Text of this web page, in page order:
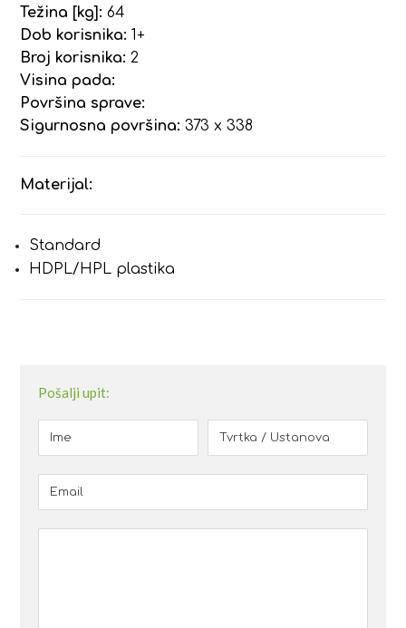
Težina [kg]: 64
Dob korisnika: 1+
Broj korisnika: 2
Visina pada:
Površina sprave:
Sigurnosna površina: 373 x 338
Materijal:
Standard
HDPL/HPL plastika
Pošalji upit: